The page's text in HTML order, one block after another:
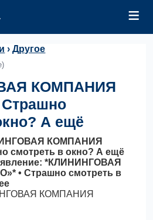
≡
›Другое
КОМПАНИЯ
А ещё
КОМПАНИЯ
смотреть в окно? А ещё
*КЛИНИНГОВАЯ
• Страшно смотреть в
КОМПАНИЯ